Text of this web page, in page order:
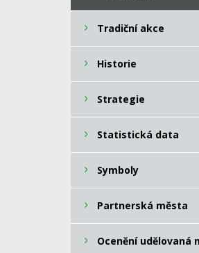
Tradiční akce
Historie
Strategie
Statistická data
Symboly
Partnerská města
Ocenění udělovaná